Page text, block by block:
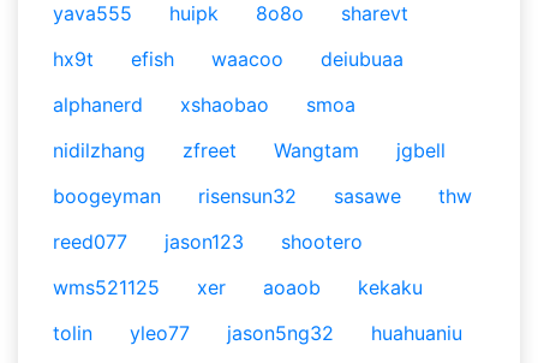
yava555
huipk 8o8o
sharevt
hx9t
efish waacoo
deiubuaa
alphanerd
xshaobao
smoa
nidilzhang
zfreet Wangtam
jgbell
boogeyman
risensun32 sasawe
thw
reed077
jason123
shootero
wms521125
xer aoaob
kekaku
tolin
yleo77 jason5ng32
huahuaniu